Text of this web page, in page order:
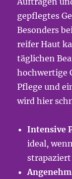
gepflegtes
Besonders
reifer Haut
täglichen
hochwertige
Pflege und
wird hier
Intensive
ideal,